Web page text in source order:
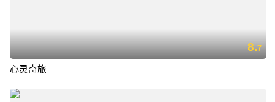
8.7
心灵奇旅